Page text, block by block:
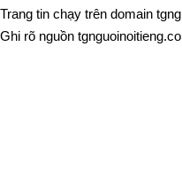
Trang tin chạy trên domain
Ghi rõ nguồn